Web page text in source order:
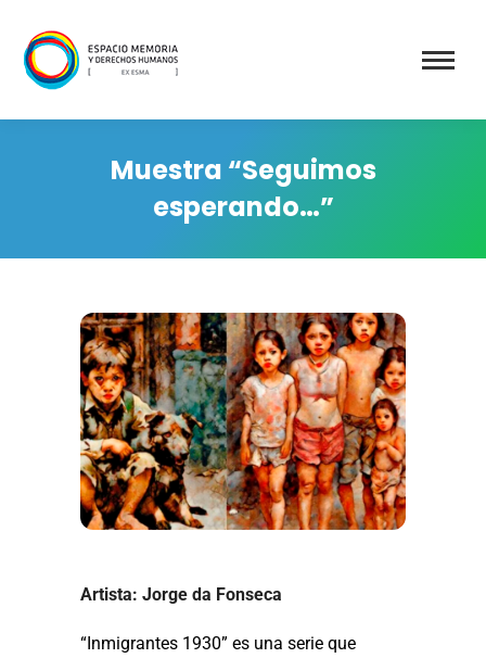
Muestra “Seguimos
esperando…”
Artista: Jorge da Fonseca
“Inmigrantes 1930” es una serie que